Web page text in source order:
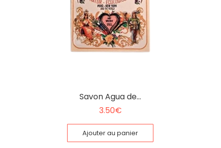
Savon Agua de…
3.50€
Ajouter au panier